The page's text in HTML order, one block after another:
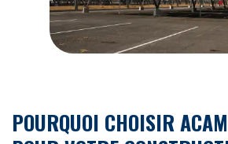
POURQUOI CHOISIR